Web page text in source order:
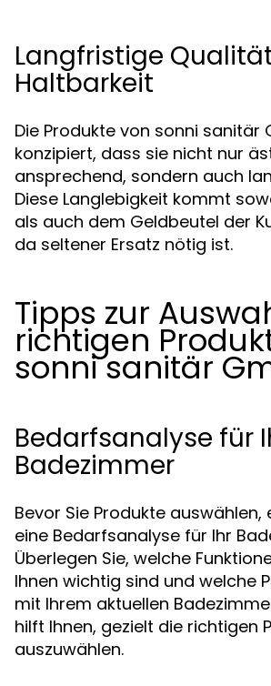
Langfristige
Haltbarkeit
Die Produkte von sonni sanitär
konzipiert, dass sie nicht nur
ansprechend, sondern auch
Diese Langlebigkeit kommt
als auch dem Geldbeutel der
da seltener Ersatz nötig ist.
Tipps zur
richtigen
sonni sanitär
Bedarfsanalyse für
Badezimmer
Bevor Sie Produkte
eine Bedarfsanalyse für Ihr
Überlegen Sie, welche
Ihnen wichtig sind und welche
mit Ihrem aktuellen
hilft Ihnen, gezielt die richtigen
auszuwählen.